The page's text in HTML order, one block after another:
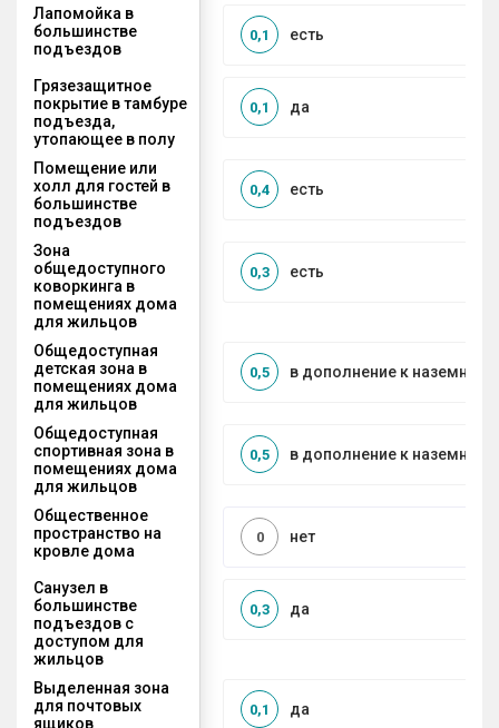
Лапомойка в
большинстве
подъездов
есть
0,1
Грязезащитное
покрытие в тамбуре
подъезда,
утопающее в полу
да
0,1
Помещение или
холл для гостей в
большинстве
подъездов
есть
0,4
Зона
общедоступного
коворкинга в
помещениях дома
для жильцов
есть
0,3
Общедоступная
детская зона в
помещениях дома
для жильцов
в дополнение к наземной
0,5
Общедоступная
спортивная зона в
помещениях дома
для жильцов
в дополнение к наземной
0,5
Общественное
пространство на
кровле дома
нет
0
Санузел в
большинстве
подъездов с
доступом для
жильцов
да
0,3
Выделенная зона
для почтовых
ящиков
да
0,1